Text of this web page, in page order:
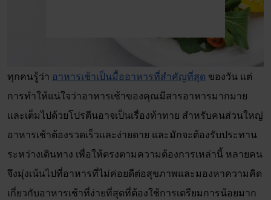
ทุกคนรู้ว่า อาหารเช้าเป็นมื้ออาหารที่สำคัญที่สุด ของวัน แต่
การทำให้แน่ใจว่าอาหารเช้าของคุณมีสารอาหารมากมาย
และเต็มไปด้วยโปรตีนอาจเป็นเรื่องท้าทาย สำหรับคนส่วนใหญ่
อาหารเช้าต้องรวดเร็วและง่ายดาย และมักจะต้องรับประทาน
ระหว่างเดินทาง เพื่อให้ตรงตามความต้องการเหล่านี้ หลายคน
จึงมุ่งเน้นไปที่อาหารที่ไม่ค่อยดีต่อสุขภาพและมองหาความคิด
เกี่ยวกับอาหารเช้าที่ง่ายที่สุดที่ต้องใช้การเตรียมการน้อยมาก